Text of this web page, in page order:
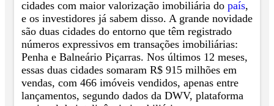
cidades com maior valorização imobiliária do país,
e os investidores já sabem disso. A grande novidade
são duas cidades do entorno que têm registrado
números expressivos em transações imobiliárias:
Penha e Balneário Piçarras. Nos últimos 12 meses,
essas duas cidades somaram R$ 915 milhões em
vendas, com 466 imóveis vendidos, apenas entre
lançamentos, segundo dados da DWV, plataforma